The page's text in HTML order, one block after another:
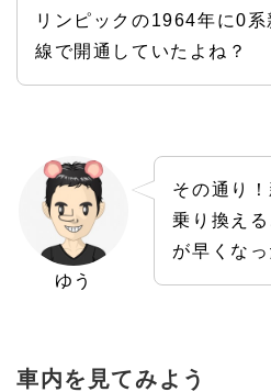
リンピックの1964年に0系
線で開通していたよね？
ゆう
その通り
乗り換え
が早くな
車内を見てみよう